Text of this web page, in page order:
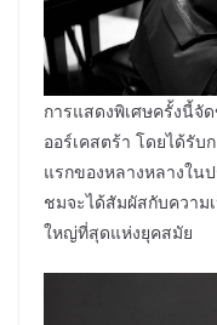
การแสดงพิเศษครั้งนี้
ออร์เคสตร้า โดยได้รั
แรกของหลางหลางใน
ชมจะได้สัมผัสกับความ
ใหญ่ที่สุดแห่งยุคสมัย